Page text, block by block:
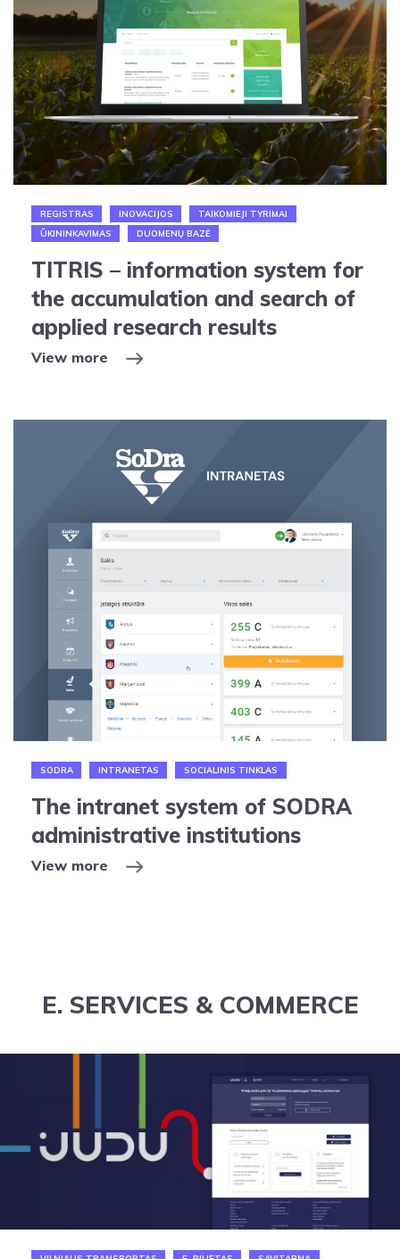
REGISTRAS INOVACIJOS
TAIKOMIEJI TYRIMAI
ŪKININKAVIMAS
DUOMENŲ BAZĖ
TITRIS – information system for
the accumulation and search of
applied research results
View more
SODRA INTRANETAS SOCIALINIS TINKLAS
The intranet system of SODRA
administrative institutions
View more
E. SERVICES & COMMERCE